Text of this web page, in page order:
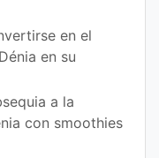
en el
en su
a la
con smoothies